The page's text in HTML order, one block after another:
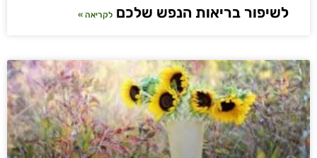
לשיפור בריאות הנפש שלכם לקריאה »